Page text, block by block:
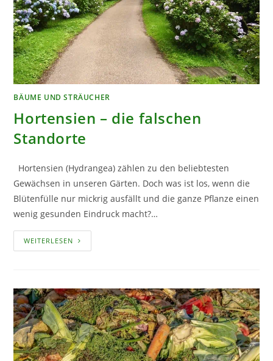
BÄUME UND STRÄUCHER
Hortensien – die falschen
Standorte
Hortensien (Hydrangea) zählen zu den beliebtesten
Gewächsen in unseren Gärten. Doch was ist los, wenn die
Blütenfülle nur mickrig ausfällt und die ganze Pflanze einen
wenig gesunden Eindruck macht?…
WEITERLESEN HORTENSIEN
–